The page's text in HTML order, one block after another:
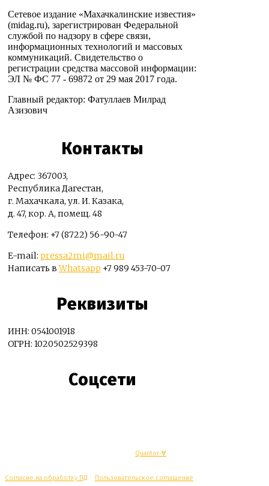
Сетевое издание «Махачкалинские известия»
(midag.ru), зарегистрирован Федеральной
службой по надзору в сфере связи,
информационных технологий и массовых
коммуникаций. Свидетельство о
регистрации средства массовой информации:
ЭЛ № ФС 77 - 69872 от 29 мая 2017 года.
Главный редактор: Фатуллаев Милрад
Азизович
Контакты
Адрес: 367003,
Республика Дагестан,
г. Махачкала, ул. И. Казака,
д. 47, кор. А, помещ. 48
Телефон: +7 (8722) 56-90-47
E-mail: pressa2mi@mail.ru
Написать вWhatsapp +7 989 453-70-07
Реквизиты
ИНН: 0541001918
ОГРН: 1020502529398
Соцсети
Quantor-∀
Согласие на обработку ПД Пользовательское соглашение